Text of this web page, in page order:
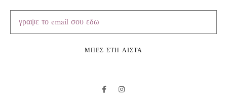
ΜΠΕΣ ΣΤΗ ΛΙΣΤΑ